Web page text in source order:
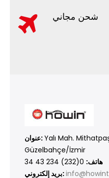
شحن مجاني
عنوان:Yalı Mah.
Güzelbahçe/İzmir
هاتف:
بريد إلكتروني: